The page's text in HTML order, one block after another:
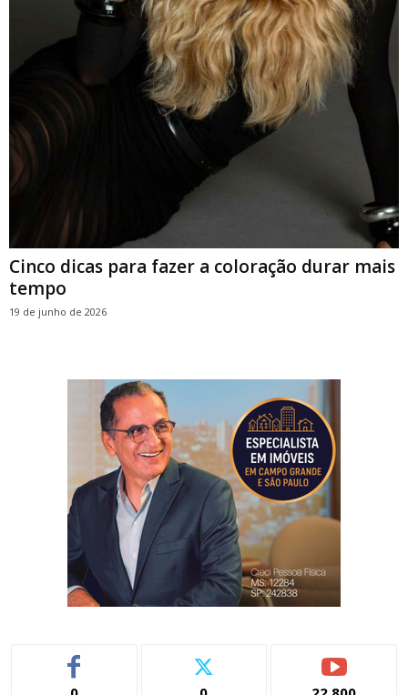
Cinco dicas para fazer a coloração durar mais
tempo
19 de junho de 2026